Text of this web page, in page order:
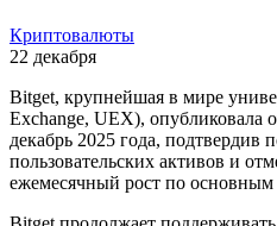
Криптовалюты
22 декабря
Bitget, крупнейшая в мире
Exchange, UEX), опубликовала
декабрь 2025 года, подтвердив
пользовательских активов и
ежемесячный рост по